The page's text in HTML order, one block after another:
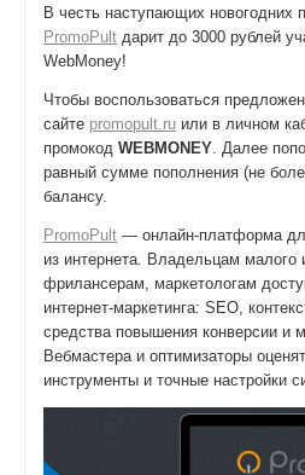
В честь наступающих новогодних
PromoPult дарит до 3000 рублей
WebMoney!
Чтобы воспользоваться
сайте promopult.ru или в личном
промокод WEBMONEY. Далее
равный сумме пополнения (не
балансу.
PromoPult — онлайн-платформа
из интернета. Владельцам малого
фрилансерам, маркетологам
интернет-маркетинга: SEO,
средства повышения конверсии и
Вебмастера и оптимизаторы
инструменты и точные настройки